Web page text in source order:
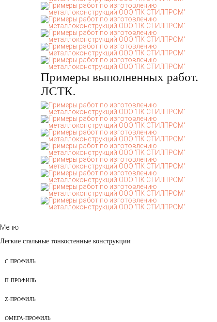
Примеры выполненных работ.
ЛСТК.
Меню
Легкие стальные тонкостенные конструкции
С-ПРОФИЛЬ
П-ПРОФИЛЬ
Z-ПРОФИЛЬ
ОМЕГА-ПРОФИЛЬ